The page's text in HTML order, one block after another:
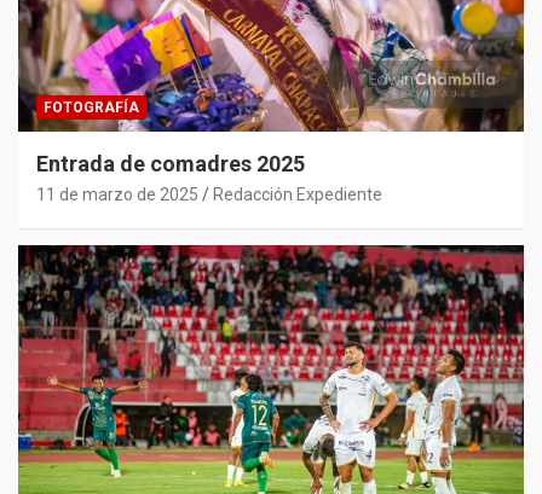
FOTOGRAFÍA
Entrada de comadres 2025
11 de marzo de 2025 Redacción Expediente